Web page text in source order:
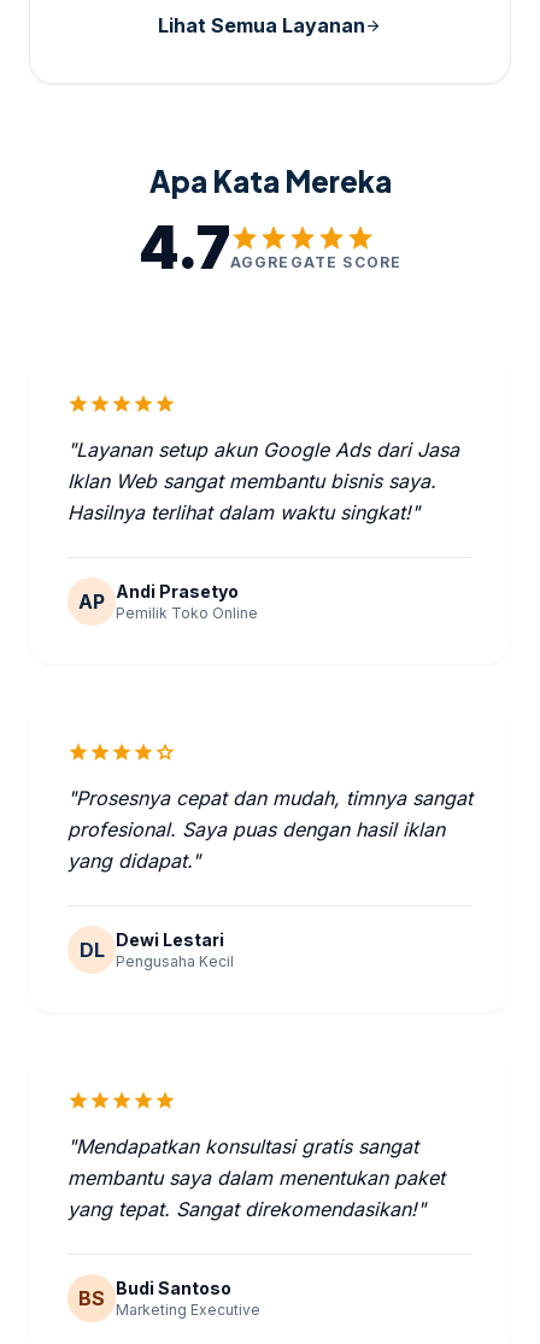
Lihat Semua Layananarrow_forward
Apa Kata Mereka
4.7starstarstarstarstar
AGGREGATE SCORE
starstarstarstarstar
"Layanan setup akun Google Ads dari Jasa
Iklan Web sangat membantu bisnis saya.
Hasilnya terlihat dalam waktu singkat!"
AP Andi Prasetyo
Pemilik Toko Online
starstarstarstarstar
"Prosesnya cepat dan mudah, timnya sangat
profesional. Saya puas dengan hasil iklan
yang didapat."
DL Dewi Lestari
Pengusaha Kecil
starstarstarstarstar
"Mendapatkan konsultasi gratis sangat
membantu saya dalam menentukan paket
yang tepat. Sangat direkomendasikan!"
BS Budi Santoso
Marketing Executive